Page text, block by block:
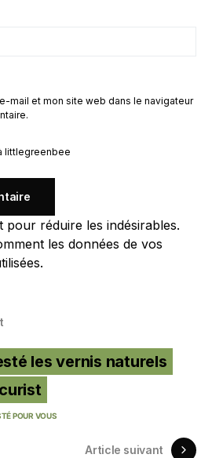
mail et mon site web dans le navigateur
littlegreenbee
pour réduire les indésirables.
les données de vos
.
les vernis naturels
POUR VOUS
Article suivant